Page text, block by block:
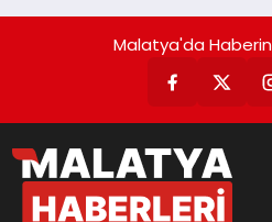
Malatya'da